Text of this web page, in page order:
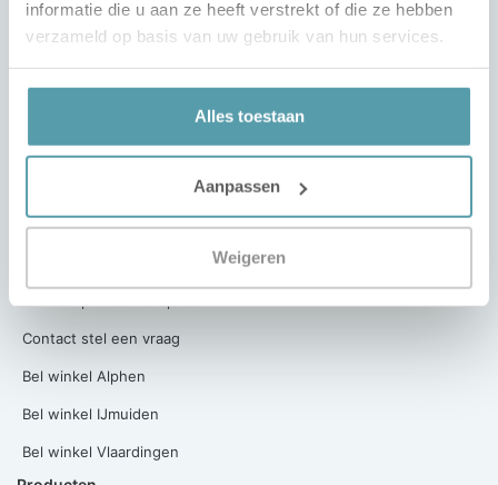
informatie die u aan ze heeft verstrekt of die ze hebben
verzameld op basis van uw gebruik van hun services.
Alles toestaan
Aanpassen
Weigeren
Algemene Voorwaarden
Privacy Verklaring
Onze winkels
Winkel Alphen aan den Rijn
Winkel IJmuiden
Contact stel een vraag
Bel winkel Alphen
Bel winkel IJmuiden
Bel winkel Vlaardingen